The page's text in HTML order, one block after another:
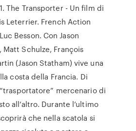
The Transporter - Un film di
Leterrier. French Action
Besson. Con Jason
Matt Schulze, François
(Jason Statham) vive una
costa della Francia. Di
mercenario di
all’altro. Durante l’ultimo
che nella scatola si